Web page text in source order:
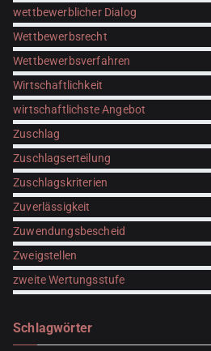
wettbewerblicher Dialog
Wettbewerbsrecht
Wettbewerbsverfahren
Wirtschaftlichkeit
wirtschaftlichste Angebot
Zuschlag
Zuschlagserteilung
Zuschlagskriterien
Zuverlässigkeit
Zuwendungsbescheid
Zweigstellen
zweite Wertungsstufe
Schlagwörter